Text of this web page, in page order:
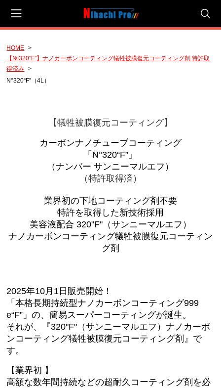
CAMPAIGN
☆今月のおすすめ☆
NIHACHI PRO COATING SALE
NIHACHI PRO COATING SET
3種類のPHシャンプーのご提案【研究開発商品】
CATEGORY
ナノシルバーコーティングNSF
【№999e“F”】ナノカーボン超耐久コーティング
【№320“F”】ナノカーボンコーティング犠牲被膜復元コ
ーティング剤 特許取得済み
【№5000“F”】ナノダイヤモンド硬化被膜コーティング
HOME
【№320“F”】ナノカーボンコーティング犠牲被膜復元コーティング剤 特許取
得済み
N°320“F”（4L）
【犠牲被膜復元コーティング】
カーボンナノチューブコーティング
「N°320“F”」
（ナンバー サンニーマルエフ）
（特許取得済 ）
業界初の下地コーティング剤不要
特許を取得した新技術採用
美容液配合 320"F"（サンニーマルエフ）
ナノカーボンコーティング犠牲被膜復元コーティン
グ剤
2025年10月1日販売開始！
「本格長期持続型ナノカーボンコーティング999
e“F”」の、簡易スーパーコーティングが誕生。
それが、『320"F"（サンニーマルエフ）ナノカーボ
ンコーティング犠牲被膜復元コーティング剤 』で
す。
【業界初 】
高額な数年間持続などの超耐久コーティング剤を必